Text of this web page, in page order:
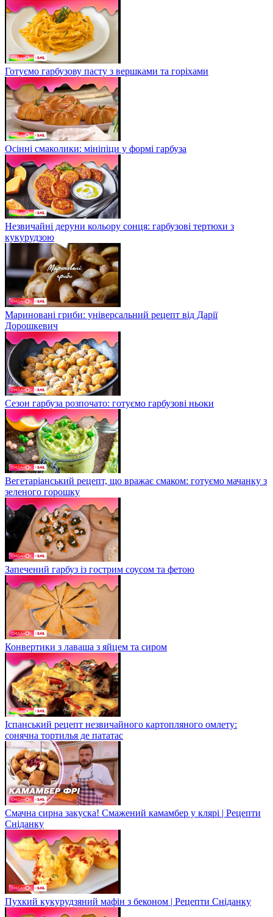
Готуємо гарбузову пасту з вершками та горіхами
Осінні смаколики: мініпіци у формі гарбуза
Незвичайні деруни кольору сонця: гарбузові тертюхи з
кукурудзою
Мариновані гриби: універсальний рецепт від Дарії
Дорошкевич
Сезон гарбуза розпочато: готуємо гарбузові ньоки
Вегетаріанський рецепт, що вражає смаком: готуємо мачанку з
зеленого горошку
Запечений гарбуз із гострим соусом та фетою
Конвертики з лаваша з яйцем та сиром
Іспанський рецепт незвичайного картопляного омлету:
сонячна тортилья де пататас
Смачна сирна закуска! Смажений камамбер у клярі | Рецепти
Сніданку
Пухкий кукурудзяний мафін з беконом | Рецепти Сніданку